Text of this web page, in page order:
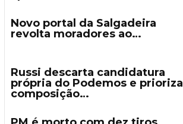
Novo portal da Salgadeira
revolta moradores ao…
Russi descarta candidatura
própria do Podemos e prioriza
composição…